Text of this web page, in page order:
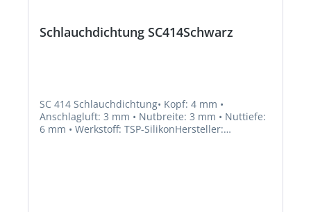
Schlauchdichtung SC414Schwarz
SC 414 Schlauchdichtung• Kopf: 4 mm •
Anschlagluft: 3 mm • Nutbreite: 3 mm • Nuttiefe:
6 mm • Werkstoff: TSP-SilikonHersteller: